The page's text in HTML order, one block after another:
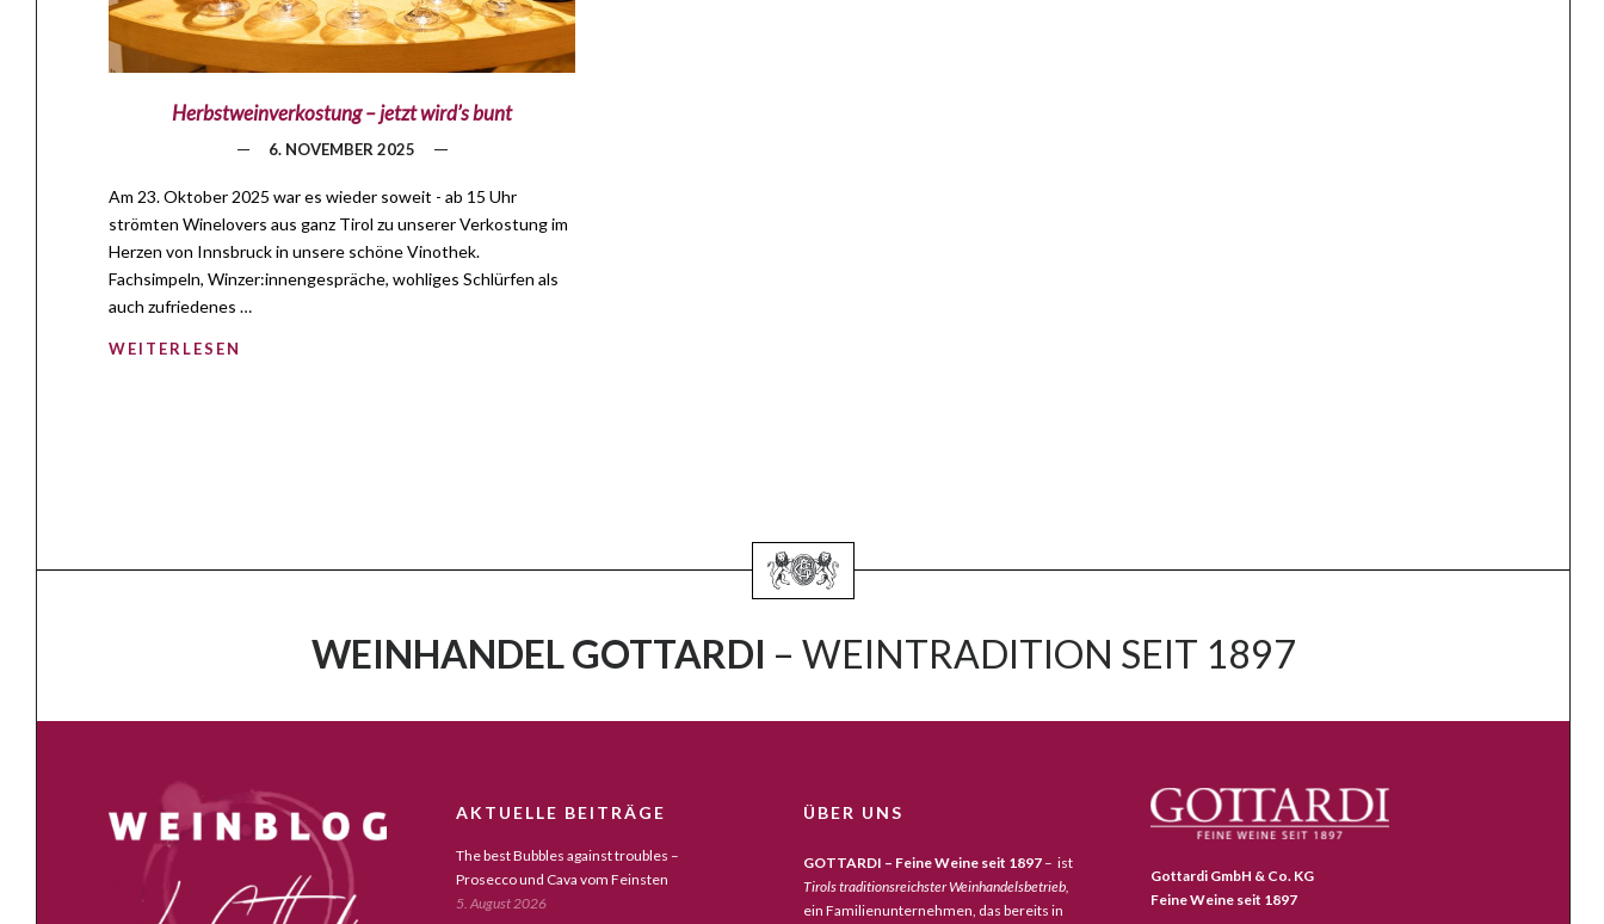
Herbstweinverkostung – jetzt wird’s bunt
6. NOVEMBER 2025
Am 23. Oktober 2025 war es wieder soweit - ab 15 Uhr
strömten Winelovers aus ganz Tirol zu unserer Verkostung im
Herzen von Innsbruck in unsere schöne Vinothek.
Fachsimpeln, Winzer:innengespräche, wohliges Schlürfen als
auch zufriedenes …
WEITERLESEN
WEINHANDEL GOTTARDI – WEINTRADITION SEIT 1897
AKTUELLE BEITRÄGE
The best Bubbles against troubles –
Prosecco und Cava vom Feinsten
5. August 2026
ÜBER UNS
GOTTARDI – Feine Weine seit 1897– ist
Tirols traditionsreichster Weinhandelsbetrieb,
ein Familienunternehmen, das bereits in
Gottardi GmbH & Co. KG
Feine Weine seit 1897